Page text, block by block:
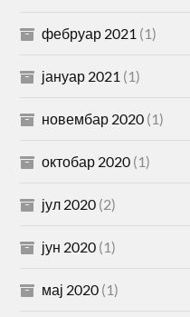
фебруар 2021 (1)
јануар 2021 (1)
новембар 2020 (1)
октобар 2020 (1)
јул 2020 (2)
јун 2020 (1)
мај 2020 (1)